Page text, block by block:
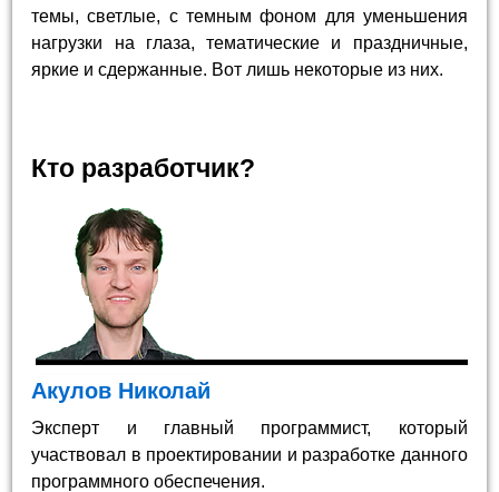
темы, светлые, с темным фоном для уменьшения
нагрузки на глаза, тематические и праздничные,
яркие и сдержанные. Вот лишь некоторые из них.
Кто разработчик?
Акулов Николай
Эксперт и главный программист, который
участвовал в проектировании и разработке данного
программного обеспечения.